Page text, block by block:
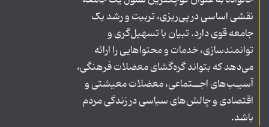
نقشی اساسی در پی‌ریزی، تربیت و رشد یک
جامعه قوی دارد. تبیان با تسهیل‌گری و
توانمندسازی، خدمات و محتواهایی را ارائه
می‌دهد که بتواند گره‌گشای معضلات فرهنگی،
آسیـب‌های اجــتماعی، معضلات معیشتی و
اقتصادی و چالش‌های سیاسی در زندگی مردم
باشد.